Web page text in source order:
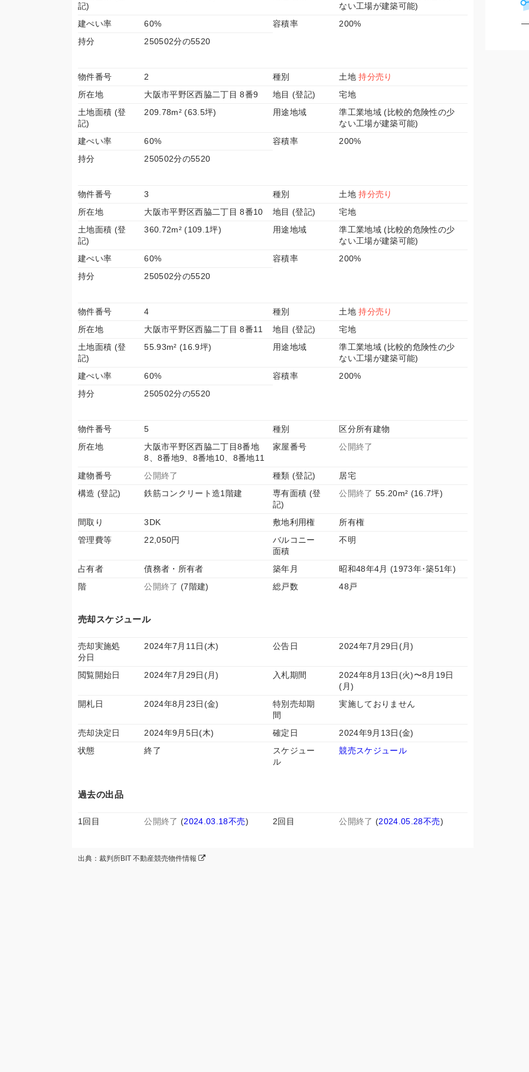
記)
ない工場が建築可能)
建ぺい率
60% 容積率
200%
持分
250502分の5520
物件番号 2 種別 土地持分売り
所在地
大阪市平野区西脇二丁目 8番9 地目 (登記)
宅地
土地面積 (登
記)
209.78m² (63.5坪) 用途地域
準工業地域 (比較的危険性の少
ない工場が建築可能)
建ぺい率
60% 容積率
200%
持分
250502分の5520
物件番号 3 種別 土地持分売り
所在地
大阪市平野区西脇二丁目 8番10 地目 (登記)
宅地
土地面積 (登
記)
360.72m² (109.1坪) 用途地域
準工業地域 (比較的危険性の少
ない工場が建築可能)
建ぺい率
60% 容積率
200%
持分
250502分の5520
物件番号 4 種別 土地持分売り
所在地
大阪市平野区西脇二丁目 8番11 地目 (登記)
宅地
土地面積 (登
記)
55.93m² (16.9坪) 用途地域
準工業地域 (比較的危険性の少
ない工場が建築可能)
建ぺい率
60% 容積率
200%
持分
250502分の5520
物件番号 5 種別
区分所有建物
所在地
大阪市平野区西脇二丁目8番地
8、8番地9、8番地10、8番地11
家屋番号 公開終了
建物番号 公開終了 種類 (登記)
居宅
構造 (登記)
鉄筋コンクリート造1階建
専有面積 (登
記)
公開終了 55.20m² (16.7坪)
間取り 3DK 敷地利用権
所有権
管理費等
22,050円
バルコニー
面積
不明
占有者 債務者・所有者 築年月
昭和48年4月 (1973年･築51年)
階
公開終了 (7階建) 総戸数 48戸
売却スケジュール
売却実施処
分日
2024年7月11日(木) 公告日 2024年7月29日(月)
閲覧開始日 2024年7月29日(月) 入札期間
2024年8月13日(火)〜8月19日
(月)
開札日
2024年8月23日(金)
特別売却期
間
実施しておりません
売却決定日 2024年9月5日(木) 確定日
2024年9月13日(金)
状態
終了
スケジュー
ル
競売スケジュール
過去の出品
1回目 公開終了 (2024.03.18不売) 2回目 公開終了 (2024.05.28不売)
出典：裁判所BIT 不動産競売物件情報